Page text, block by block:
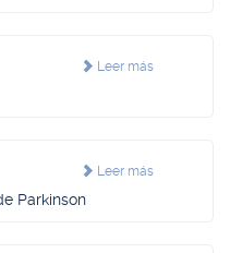
Leer más
Leer más
Parkinson